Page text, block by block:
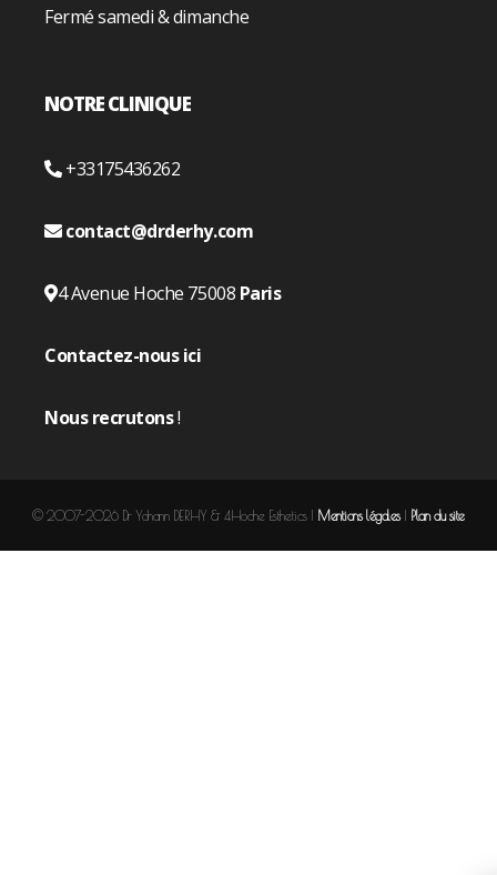
Fermé samedi & dimanche
NOTRE CLINIQUE
+33175436262
contact@drderhy.com
4 Avenue Hoche 75008 Paris
Contactez-nous ici
Nous recrutons!
© 2007-2026 Dr Yohann DERHY & 4Hoche Esthetics | Mentions légales| Plan du site